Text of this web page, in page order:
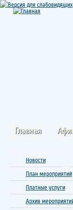
Главная
Новости
План мероприятий
Платные услуги
Архив